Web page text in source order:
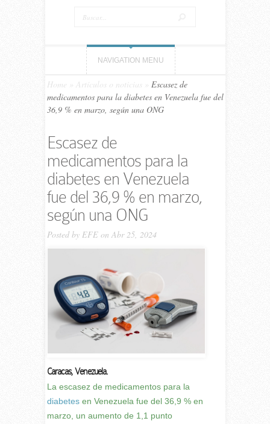
NAVIGATION MENU
Home Artículos o noticias
Escasez de
medicamentos para la diabetes en Venezuela fue del
36,9 % en marzo, según una ONG
Escasez de
medicamentos para la
diabetes en Venezuela
fue del 36,9 % en marzo,
según una ONG
Posted by EFEon Abr 25, 2024
Caracas, Venezuela.
L a escasez de medicamentos para la
diabetesen Venezuela fue del 36,9 % en
marzo, un aumento de 1,1 punto